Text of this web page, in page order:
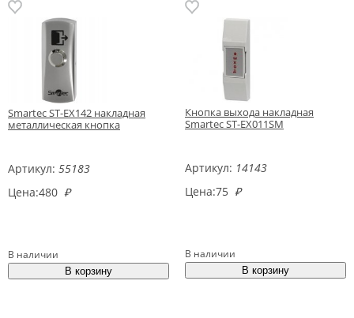
Smartec ST-EX142 накладная
металлическая кнопка
Артикул: 55183
Цена:480 ₽
В наличии
Кнопка выхода накладная
Smartec ST-EX011SM
Артикул: 14143
Цена:75 ₽
В наличии